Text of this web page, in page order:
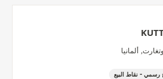
- نقاط البيع